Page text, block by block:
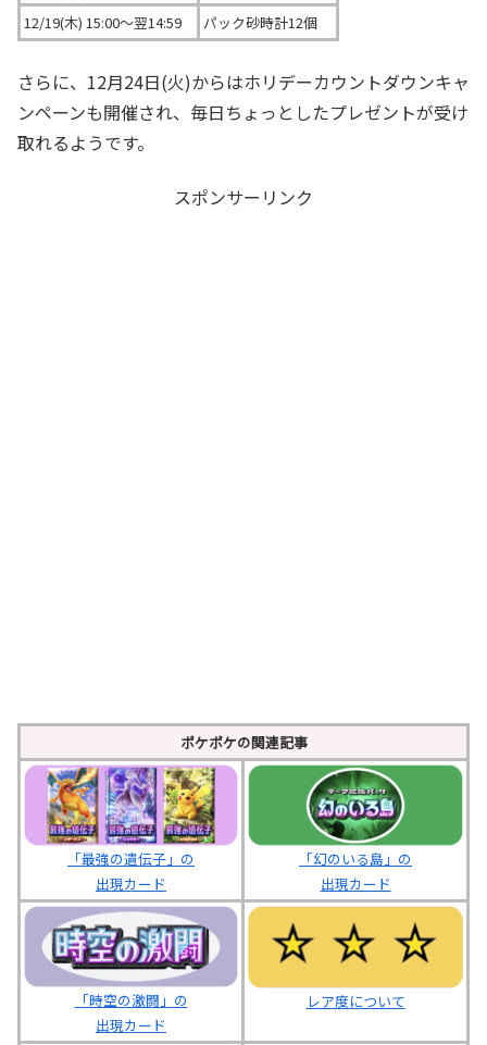
12/19(木) 15:00～翌14:59
パック砂時計12個
さらに、12月24日(火)からはホリデーカウントダウンキャ
ンペーンも開催され、毎日ちょっとしたプレゼントが受け
取れるようです。
スポンサーリンク
ポケポケの関連記事
「最強の遺伝子」の
出現カード
「幻のいる島」の
出現カード
「時空の激闘」の
出現カード
レア度について